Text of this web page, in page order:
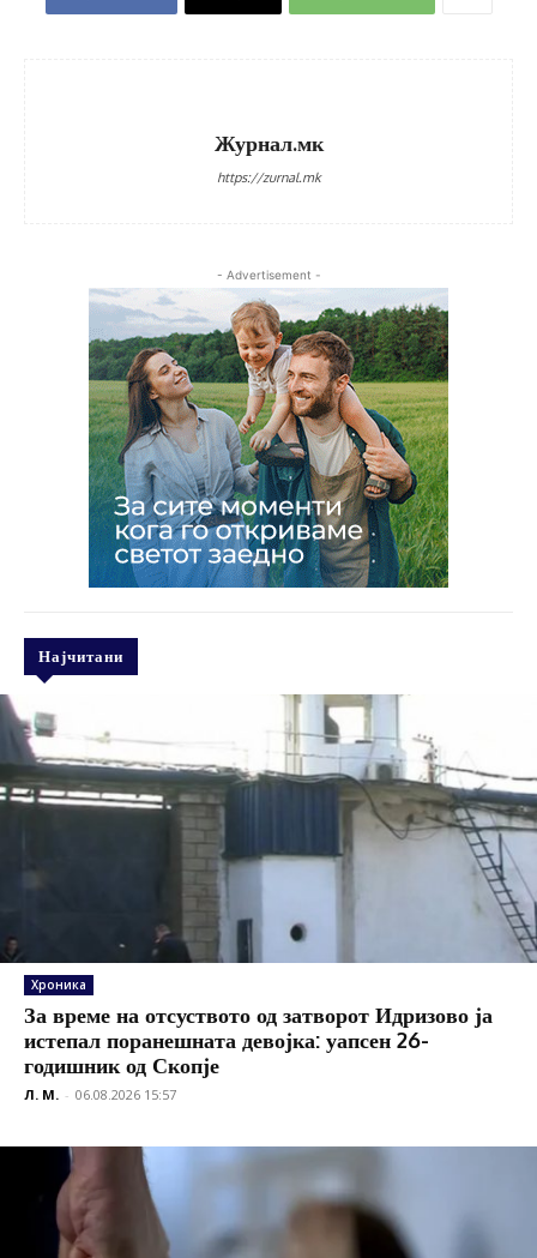
Журнал.мк
https://zurnal.mk
- Advertisement -
Најчитани
Хроника
За време на отсуството од затворот Идризово ја
истепал поранешната девојка: уапсен 26-
годишник од Скопје
Л. М. - 06.08.2026 15:57